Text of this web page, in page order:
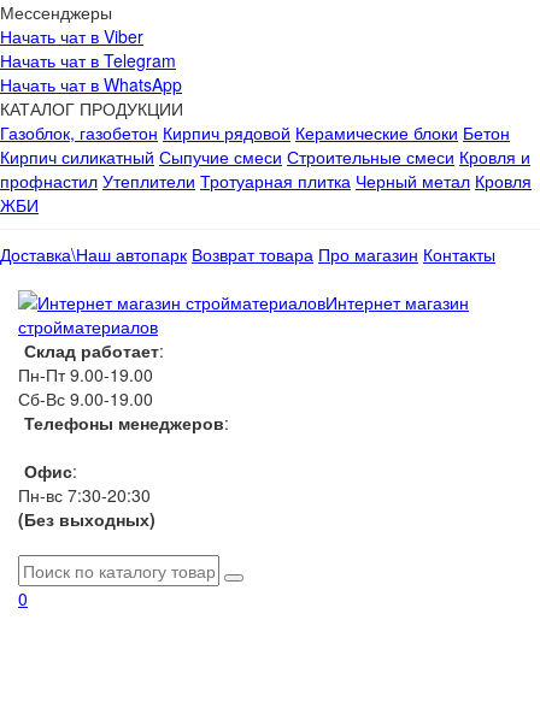
Мессенджеры
Начать чат в Viber
Начать чат в Telegram
Начать чат в WhatsApp
КАТАЛОГ ПРОДУКЦИИ
Газоблок, газобетон Кирпич рядовой Керамические блоки Бетон
Кирпич силикатный Сыпучие смеси Строительные смеси Кровля и
профнастил Утеплители Тротуарная плитка Черный метал Кровля
ЖБИ
Доставка\Наш автопарк Возврат товара Про магазин Контакты
Интернет магазин
стройматериалов
Склад работает:
Пн-Пт 9.00-19.00
Сб-Вс 9.00-19.00
Телефоны менеджеров:
Офис:
Пн-вс 7:30-20:30
(Без выходных)
0